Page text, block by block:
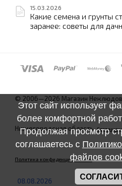
15.03.2026
Какие семена и грунты
заранее: советы для
© 2006—2026 Магазин
Нижегородская область.
Политика конфиденциальности
08.08.2026
Этот сайт использует
более комфортной
Продолжая просмотр
соглашаетесь с
файлов